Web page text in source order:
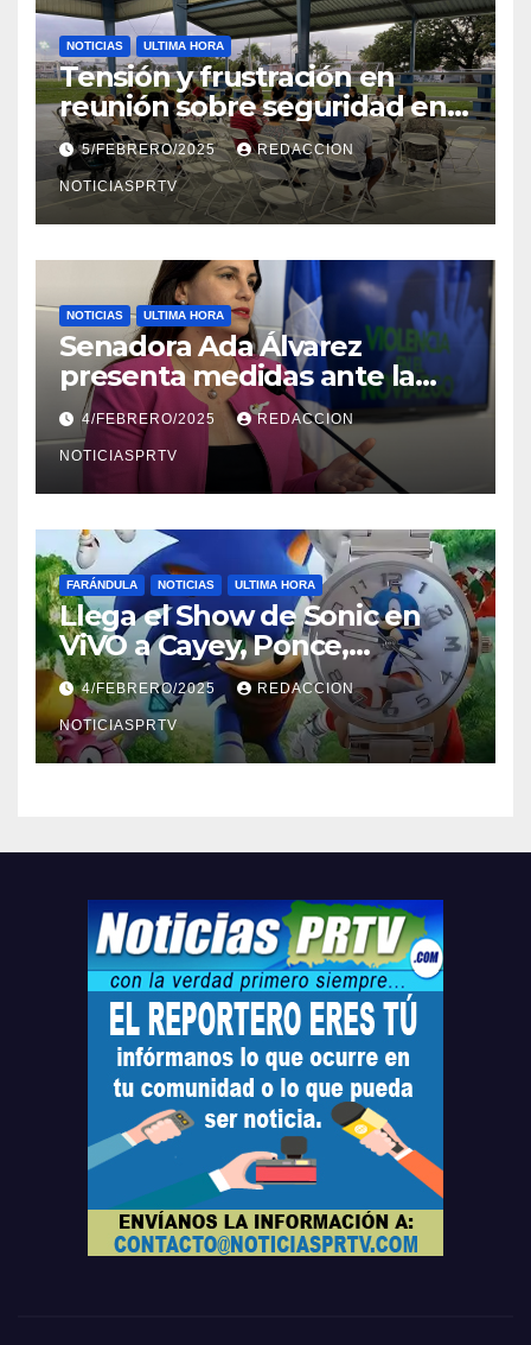
NOTICIAS ULTIMA HORA
Tensión y frustración en
reunión sobre seguridad en
Reparto Metropolitano
5/FEBRERO/2025 REDACCION
NOTICIASPRTV
NOTICIAS ULTIMA HORA
Senadora Ada Álvarez
presenta medidas ante la
violencia en el noviazgo
4/FEBRERO/2025 REDACCION
NOTICIASPRTV
FARÁNDULA NOTICIAS ULTIMA HORA
Llega el Show de Sonic en
ViVO a Cayey, Ponce,
Barceloneta y Humacao,
Relojes gratis para el que
compre ahora….
4/FEBRERO/2025 REDACCION
NOTICIASPRTV